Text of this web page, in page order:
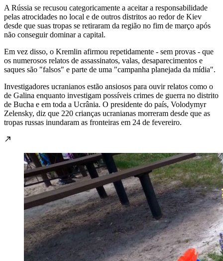
A Rússia se recusou categoricamente a aceitar a responsabilidade
pelas atrocidades no local e de outros distritos ao redor de Kiev
desde que suas tropas se retiraram da região no fim de março após
não conseguir dominar a capital.
Em vez disso, o Kremlin afirmou repetidamente - sem provas - que
os numerosos relatos de assassinatos, valas, desaparecimentos e
saques são "falsos" e parte de uma "campanha planejada da mídia".
Investigadores ucranianos estão ansiosos para ouvir relatos como o
de Galina enquanto investigam possíveis crimes de guerra no distrito
de Bucha e em toda a Ucrânia. O presidente do país, Volodymyr
Zelensky, diz que 220 crianças ucranianas morreram desde que as
tropas russas inundaram as fronteiras em 24 de fevereiro.